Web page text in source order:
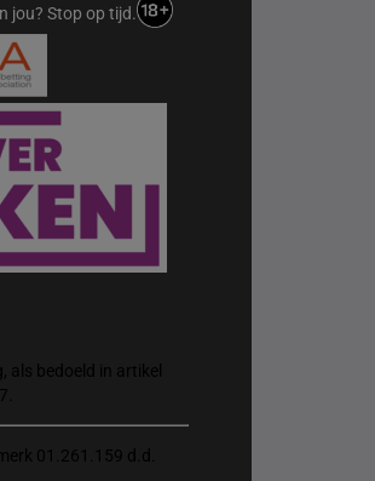
jou? Stop op tijd.
bedoeld in artikel
01.261.159 d.d.